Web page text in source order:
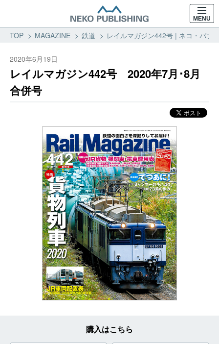
MENU
TOP MAGAZINE 鉄道 レイルマガジン442号 | ネコ・パブ
2020年6月19日
レイルマガジン442号 2020年7月･8月
合併号
購入はこちら